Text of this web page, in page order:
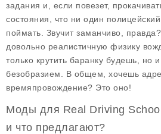
задания и, если повезет,
состояния, что ни один
поймать. Звучит заманчиво,
довольно реалистичную физику
только крутить баранку будешь, но
безобразием. В общем, хочешь
времяпровождение? Это оно!
Моды для Real Driving
и что предлагают?